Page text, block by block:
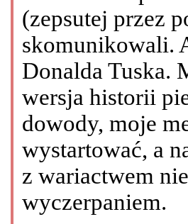
(zepsutej przez
skomunikowali.
Donalda Tuska.
wersja historii
dowody, moje
wystartować, a
z wariactwem
wyczerpaniem.